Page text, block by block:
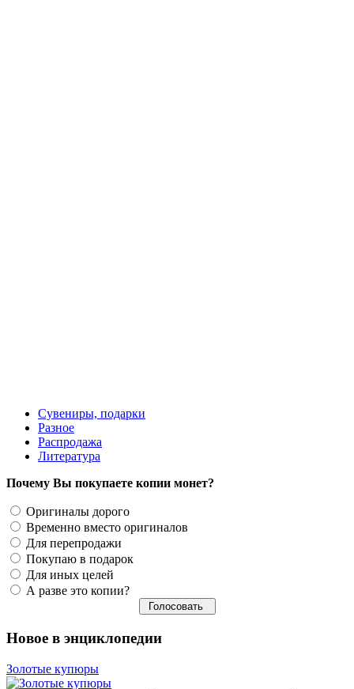
Сувениры, подарки
Разное
Распродажа
Литература
Почему Вы покупаете копии монет?
Оригиналы дорого
Временно вместо оригиналов
Для перепродажи
Покупаю в подарок
Для иных целей
А разве это копии?
Новое в энциклопедии
Золотые купюры